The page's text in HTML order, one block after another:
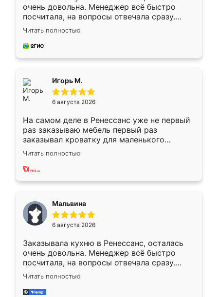
очень довольна. Менеджер всё быстро
посчитала, на вопросы отвечала сразу.
Замерщик приехал в субботу, подошёл к
делу со всей ответственностью. Собрали
за день, ребята работали аккуратно, даже
Читать полностью
Игорь М.
6 августа 2026
На самом деле в Ренессанс уже не первый
раз заказываю мебель первый раз
заказывал кроватку для маленького
ребёнка при его рождении ,во второй раз
заказал шкаф-купе. По качеству очень
хорошее сборка достаточно быстрая,
меньше, здесь же он более разнообразный.
Мне нравится ,если что-то потребуется из
мебели буду заказывать только здесь.
Читать полностью
Мальвина
6 августа 2026
Заказывала кухню в Ренессанс, осталась
очень довольна. Менеджер всё быстро
посчитала, на вопросы отвечала сразу.
Замерщик приехал в субботу, подошёл к
делу со всей ответственностью. Собрали
за день, ребята работали аккуратно, даже
Читать полностью